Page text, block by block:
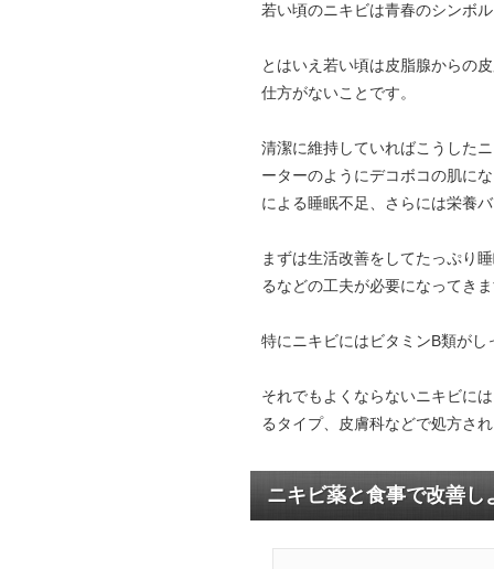
若い頃のニキビは青春のシンボ
とはいえ若い頃は皮脂腺からの
仕方がないことです。
清潔に維持していればこうした
ーターのようにデコボコの肌に
による睡眠不足、さらには栄養
まずは生活改善をしてたっぷり
るなどの工夫が必要になってき
特にニキビにはビタミンB類が
それでもよくならないニキビに
るタイプ、皮膚科などで処方さ
ニキビ薬と食事で改善し